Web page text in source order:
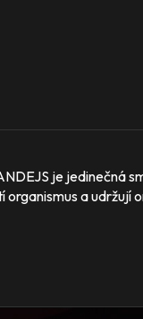
je jedinečná
a